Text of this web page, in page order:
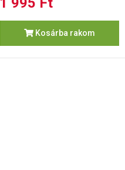
Kosárba rakom